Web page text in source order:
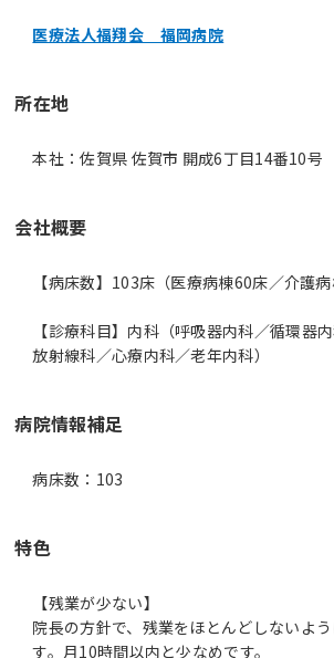
医療法人福翔会 福岡病院
所在地
本社：佐賀県 佐賀市 開成6丁目14番10号
会社概要
【病床数】103床（医療病棟60床／介護病
【診療科目】内科（呼吸器内科／循環器
放射線科／心療内科／老年内科）
病院情報補足
病床数：103
特色
【残業が少ない】
院長の方針で、残業をほとんどしないよ
す。月10時間以内と少なめです。